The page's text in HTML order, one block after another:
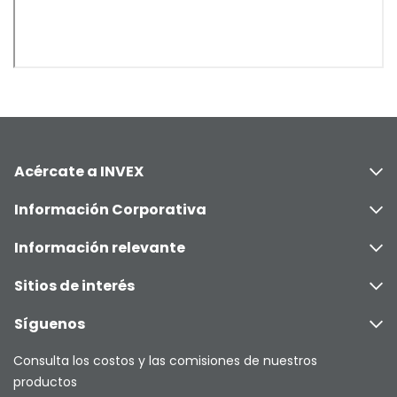
Acércate a INVEX
Información Corporativa
Información relevante
Sitios de interés
Síguenos
Consulta los costos y las comisiones de nuestros
productos